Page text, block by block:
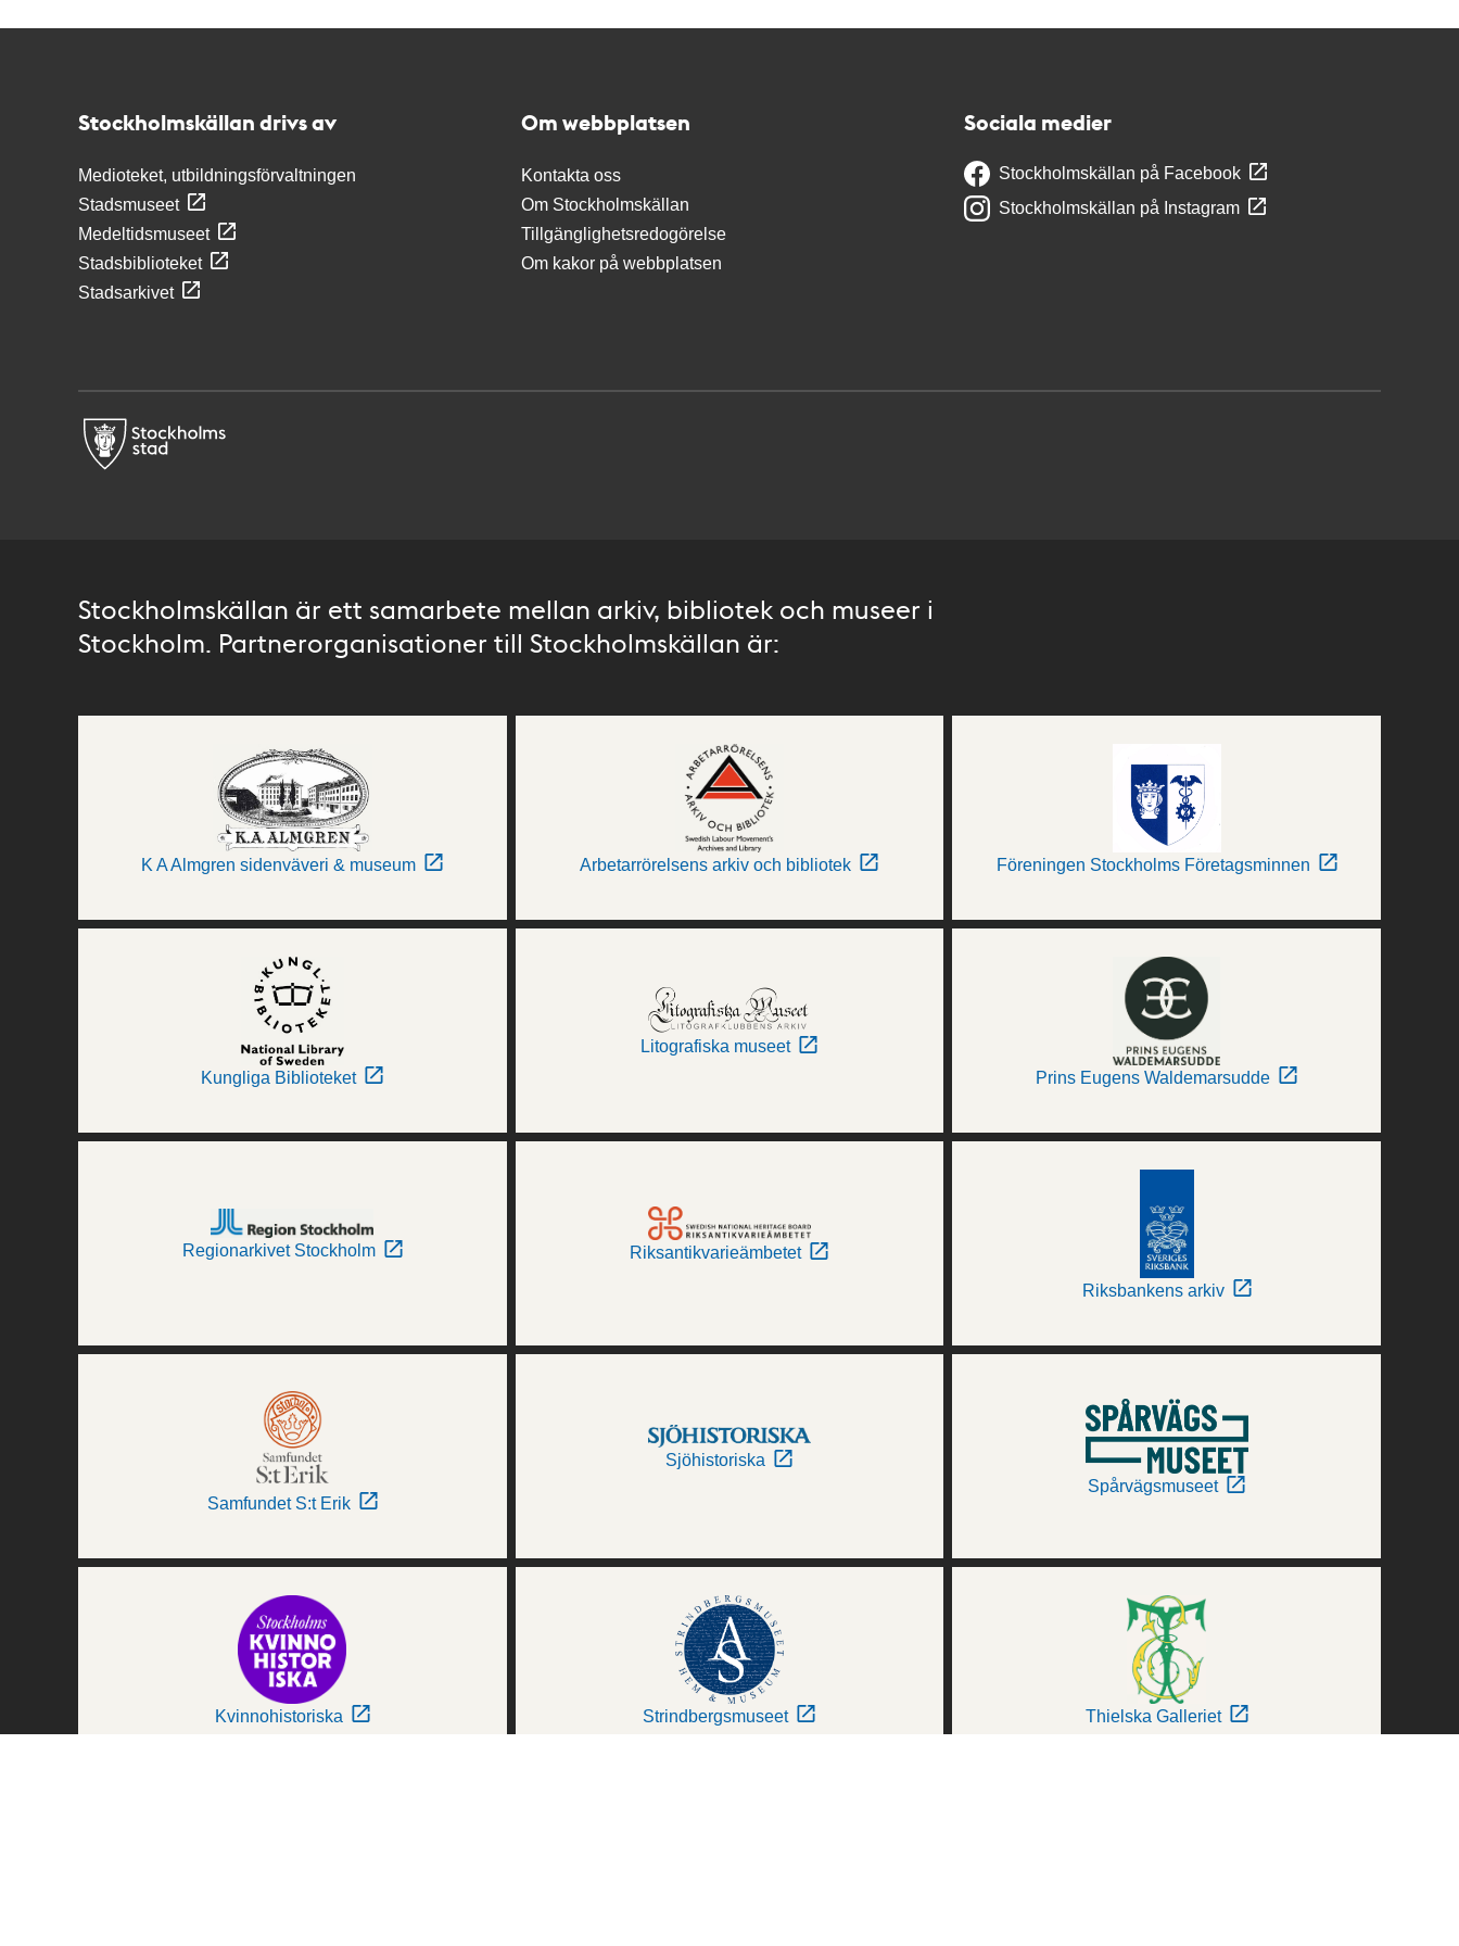
Stockholmskällan drivs av
Medioteket, utbildningsförvaltningen
Stadsmuseet
Medeltidsmuseet
Stadsbiblioteket
Stadsarkivet
Om webbplatsen
Kontakta oss
Om Stockholmskällan
Tillgänglighetsredogörelse
Om kakor på webbplatsen
Sociala medier
Stockholmskällan på Facebook
Stockholmskällan på Instagram
Stockholmskällan är ett samarbete mellan arkiv, bibliotek och museer i
Stockholm. Partnerorganisationer till Stockholmskällan är:
K A Almgren sidenväveri & museum Arbetarrörelsens arkiv och bibliotek Föreningen Stockholms Företagsminnen
Kungliga Biblioteket
Litografiska museet
Prins Eugens Waldemarsudde
Regionarkivet Stockholm Riksantikvarieämbetet
Riksbankens arkiv
Samfundet S:t Erik
Sjöhistoriska
Spårvägsmuseet
Kvinnohistoriska Strindbergsmuseet Thielska Galleriet